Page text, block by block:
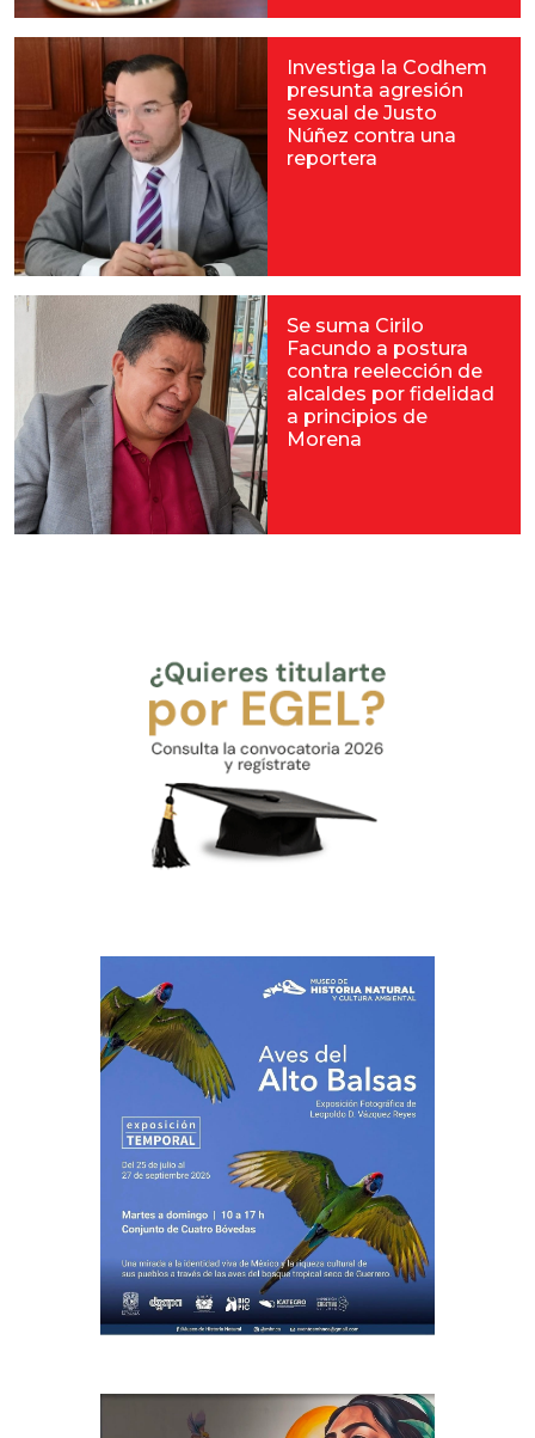
Investiga la Codhem
presunta agresión
sexual de Justo
Núñez contra una
reportera
Se suma Cirilo
Facundo a postura
contra reelección de
alcaldes por fidelidad
a principios de
Morena